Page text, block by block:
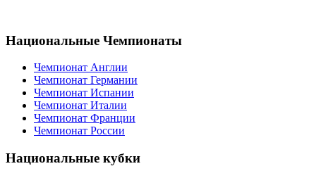
Национальные Чемпионаты
Чемпионат Англии
Чемпионат Германии
Чемпионат Испании
Чемпионат Италии
Чемпионат Франции
Чемпионат России
Национальные кубки